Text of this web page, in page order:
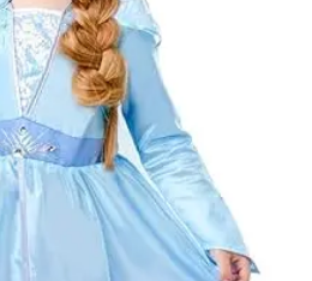
Egyéb
postaköltséget
csak minőségi
probléma esetén
tudjuk átvállalni.
Tájékoztatjuk
kedves
vásárlóinkat,
a jelmezek nem
tartalmazzák a
kiegészítőket,
például harisnya,